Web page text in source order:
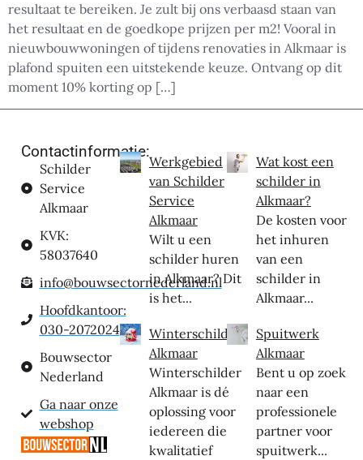
resultaat te bereiken. Je zult bij ons verbaasd staan van
het resultaat en de goedkope prijzen per m2! Vooral in
nieuwbouwwoningen of tijdens renovaties in Alkmaar is
plafond spuiten een uitstekende keuze. Ontvang op dit
moment 10% korting op […]
Contactinformatie:
Schilder
Service
Alkmaar
KVK:
58037640
info@bouwsectornederland.nl
Hoofdkantoor:
030-2072024
Bouwsector
Nederland
Ga naar onze
webshop
Werkgebied
van Schilder
Service
Alkmaar
Wilt u een
schilder huren
in Alkmaar? Dit
is het...
Winterschilder
Alkmaar
Winterschilder
Alkmaar is dé
oplossing voor
iedereen die
kwalitatief
Wat kost een
schilder in
Alkmaar?
De kosten voor
het inhuren
van een
schilder in
Alkmaar...
Spuitwerk
Alkmaar
Bent u op zoek
naar een
professionele
partner voor
spuitwerk...